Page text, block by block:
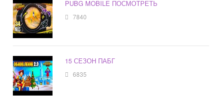
PUBG MOBILE ПОСМОТРЕТЬ
7840
15 СЕЗОН ПАБГ
6835